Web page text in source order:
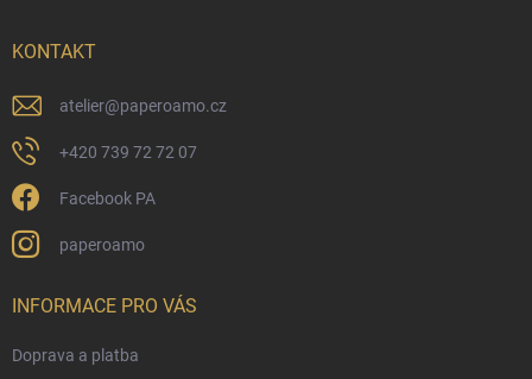
KONTAKT
atelier@paperoamo.cz
+420 739 72 72 07
Facebook PA
paperoamo
INFORMACE PRO VÁS
Doprava a platba